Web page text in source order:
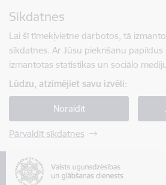
Sīkdatnes
Lai šī tīmekļvietne darbotos, tā
sīkdatnes. Ar Jūsu piekrišanu
izmantotas statistikas un sociālo
Lūdzu, atzīmējiet savu izvēli:
Noraidīt
Pārvaldīt sīkdatnes